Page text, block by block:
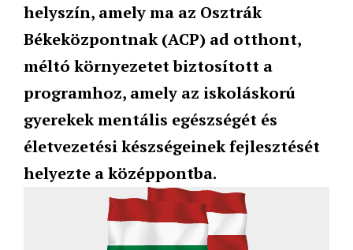
helyszín, amely ma az Osztrák
Békeközpontnak (ACP) ad otthont,
méltó környezetet biztosított a
programhoz, amely az iskoláskorú
gyerekek mentális egészségét és
életvezetési készségeinek fejlesztését
helyezte a középpontba.